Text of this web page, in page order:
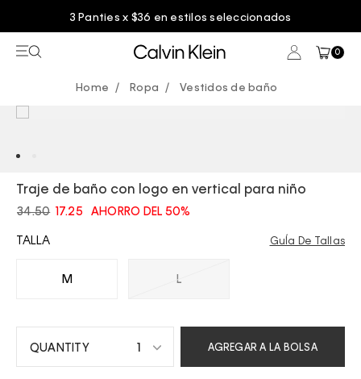
3 Panties x $36 en estilos seleccionados
0
Ropa Vestidos de baño
Traje de baño con logo en vertical para niño
34.50 17.25 AHORRO DEL 50%
TALLA
M L
GuÍa De Tallas
1 AGREGAR A LA BOLSA